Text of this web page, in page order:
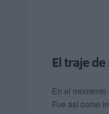
El traje
En el
Fue así como